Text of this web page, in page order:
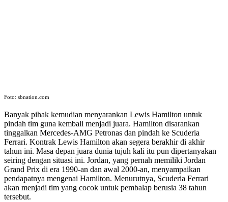
Foto: sbnation.com
Banyak pihak kemudian menyarankan Lewis Hamilton untuk
pindah tim guna kembali menjadi juara. Hamilton disarankan
tinggalkan Mercedes-AMG Petronas dan pindah ke Scuderia
Ferrari. Kontrak Lewis Hamilton akan segera berakhir di akhir
tahun ini. Masa depan juara dunia tujuh kali itu pun dipertanyakan
seiring dengan situasi ini. Jordan, yang pernah memiliki Jordan
Grand Prix di era 1990-an dan awal 2000-an, menyampaikan
pendapatnya mengenai Hamilton. Menurutnya, Scuderia Ferrari
akan menjadi tim yang cocok untuk pembalap berusia 38 tahun
tersebut.